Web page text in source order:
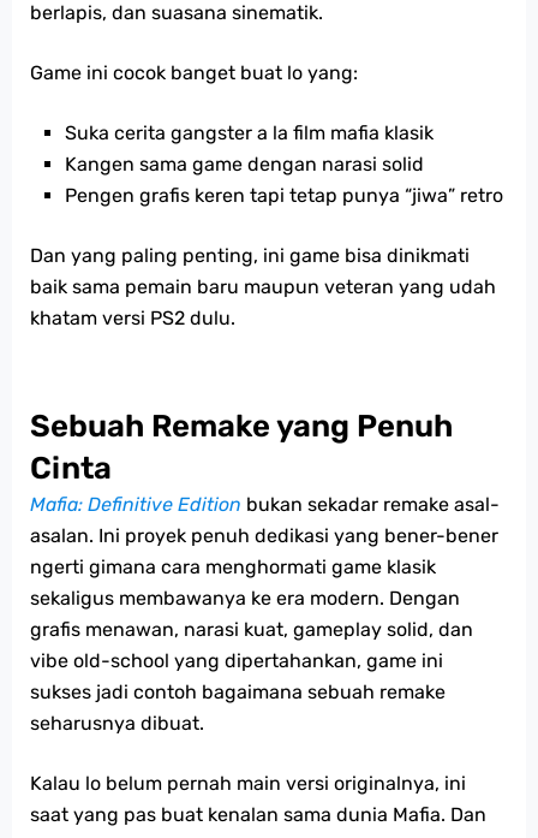
berlapis, dan suasana sinematik.
Game ini cocok banget buat lo yang:
Suka cerita gangster a la film mafia klasik
Kangen sama game dengan narasi solid
Pengen grafis keren tapi tetap punya “jiwa” retro
Dan yang paling penting, ini game bisa dinikmati
baik sama pemain baru maupun veteran yang udah
khatam versi PS2 dulu.
Sebuah Remake yang Penuh
Cinta
Mafia: Definitive Edition bukan sekadar remake asal-
asalan. Ini proyek penuh dedikasi yang bener-bener
ngerti gimana cara menghormati game klasik
sekaligus membawanya ke era modern. Dengan
grafis menawan, narasi kuat, gameplay solid, dan
vibe old-school yang dipertahankan, game ini
sukses jadi contoh bagaimana sebuah remake
seharusnya dibuat.
Kalau lo belum pernah main versi originalnya, ini
saat yang pas buat kenalan sama dunia Mafia. Dan